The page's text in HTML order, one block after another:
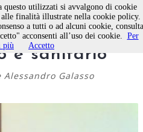
direttori
e sanitario
Galasso
questo utilizzati si avvalgono di cookie
finalità illustrate nella cookie policy.
a tutti o ad alcuni cookie, consulta
acconsenti all’uso dei cookie. Per
più
Accetto